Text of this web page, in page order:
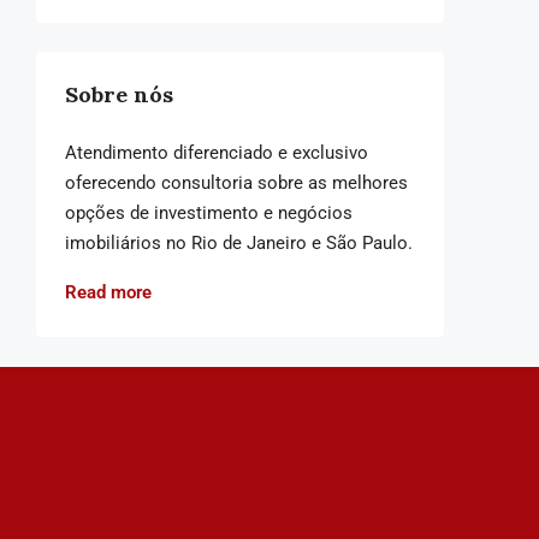
Sobre nós
Atendimento diferenciado e exclusivo
oferecendo consultoria sobre as melhores
opções de investimento e negócios
imobiliários no Rio de Janeiro e São Paulo.
Read more